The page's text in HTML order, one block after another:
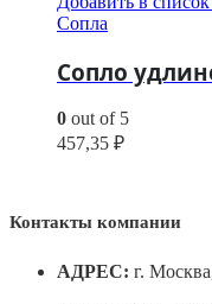
Сопла
Сопло
0 out of 5
457,35 ₽
Контакты компании
АДРЕС: г.